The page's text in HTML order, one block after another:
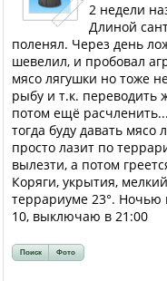
2 недели
Длиной
поленял. Через день
шевелил, и пробовал
мясо лягушки но тоже
рыбу и т.к. переводить
потом ещё
тогда буду давать
просто лазит по
вылезти, а потом
Коряги, укрытия,
террариуме 23°.
10, выключаю в 21:00
Поиск Фото